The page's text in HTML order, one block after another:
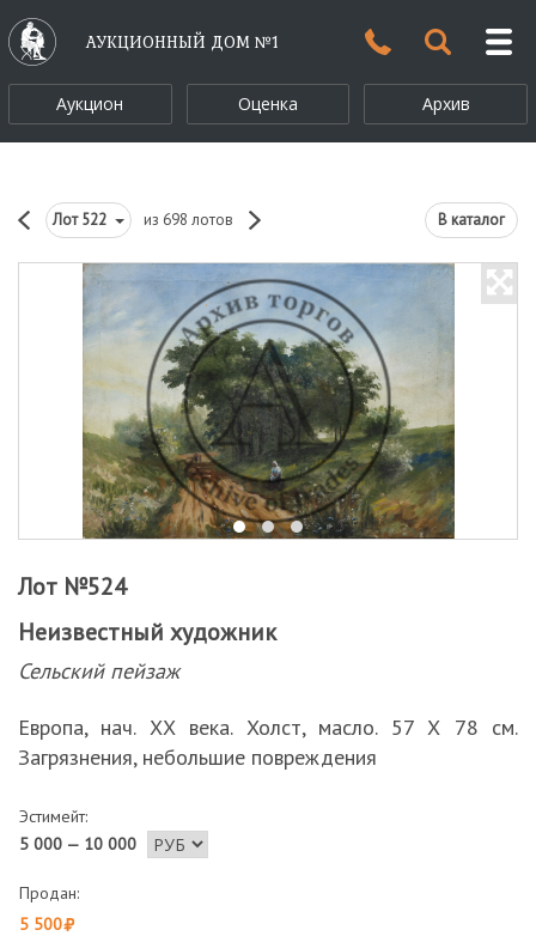
АУКЦИОННЫЙ ДОМ №1
Аукцион Оценка Архив
Лот522 из 698 лотов В каталог
Лот №524
Неизвестный художник
Сельский пейзаж
Европа, нач. ХХ века. Холст, масло. 57 Х 78 см.
Загрязнения, небольшие повреждения
Эстимейт:
5 000 — 10 000
Продан:
5 500